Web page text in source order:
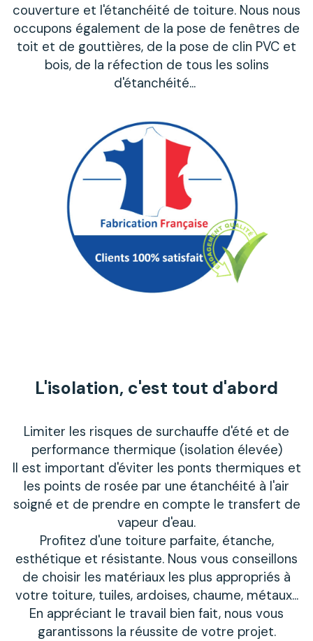
couverture et l'étanchéité de toiture. Nous nous
occupons également de la pose de fenêtres de
toit et de gouttières, de la pose de clin PVC et
bois, de la réfection de tous les solins
d'étanchéité...
L'isolation, c'est tout d'abord
Limiter les risques de surchauffe d'été et de
performance thermique (isolation élevée)
Il est important d'éviter les ponts thermiques et
les points de rosée par une étanchéité à l'air
soigné et de prendre en compte le transfert de
vapeur d'eau.
Profitez d'une toiture parfaite, étanche,
esthétique et résistante. Nous vous conseillons
de choisir les matériaux les plus appropriés à
votre toiture, tuiles, ardoises, chaume, métaux…
En appréciant le travail bien fait, nous vous
garantissons la réussite de votre projet.